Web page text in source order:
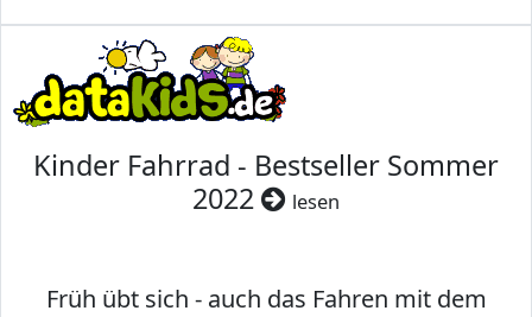
Kinder Fahrrad - Bestseller Sommer
2022
lesen
Früh übt sich - auch das Fahren mit dem